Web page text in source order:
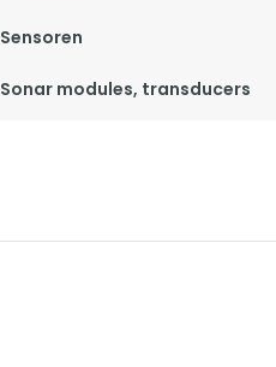
Sensoren
Sonar modules, transducers